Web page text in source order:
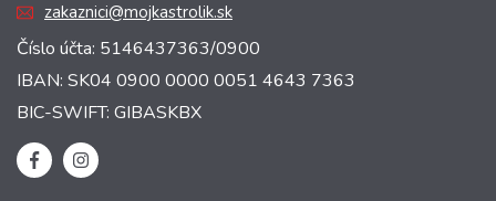
zakaznici@mojkastrolik.sk
Číslo účta: 5146437363/0900
IBAN: SK04 0900 0000 0051 4643 7363
BIC-SWIFT: GIBASKBX